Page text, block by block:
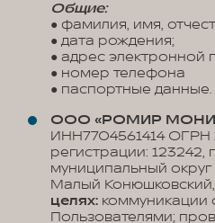
Общие:
● фамилия, имя,
● дата рождения;
● адрес электронной
● номер телефона
● паспортные данные.
ООО «РОМИР
ИНН7704561414 ОГРН
регистрации: 123242,
муниципальный
Малый Конюшковский,
целях: коммуникации
Пользователями;